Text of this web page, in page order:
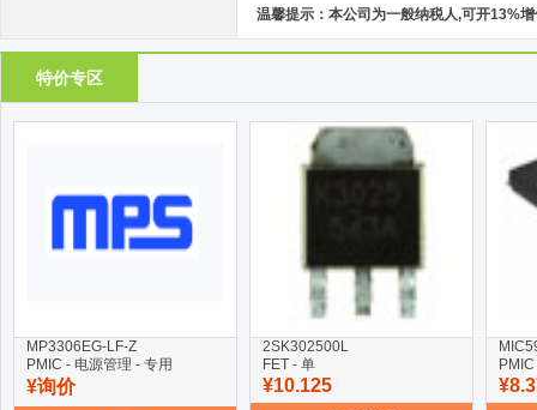
温馨提示：本公司为一般纳税人,可开13%
特价专区
MP3306EG-LF-Z
PMIC - 电源管理 - 专用
¥询价
2SK302500L
FET - 单
¥10.125